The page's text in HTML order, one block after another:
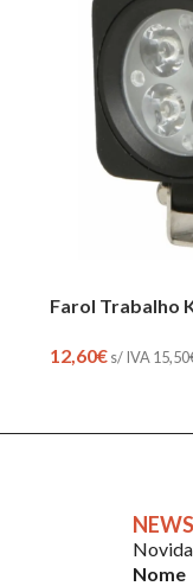
Farol Trabalho
12,60€s/ IVA 15,50
Nome